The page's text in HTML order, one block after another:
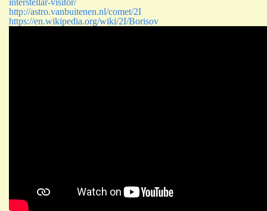
interstellar-visitor/
http://astro.vanbuitenen.nl/comet/2I
https://en.wikipedia.org/wiki/2I/Borisov